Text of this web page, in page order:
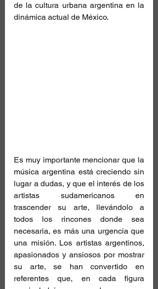
de la cultura urbana argentina en la
dinámica actual de México.
Es muy importante mencionar que la
música argentina está creciendo sin
lugar a dudas, y que el interés de los
artistas sudamericanos en
trascender su arte, llevándolo a
todos los rincones donde sea
necesaria, es más una urgencia que
una misión. Los artistas argentinos,
apasionados y ansiosos por mostrar
su arte, se han convertido en
referentes que, en cada figura